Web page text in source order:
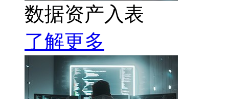
数据资产入表
了解更多